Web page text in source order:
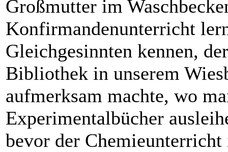
Großmutter im
Konfirmanden­unterricht
Gleichgesinnten kennen,
Bibliothek in unserem
aufmerksam machte, wo
Experimental­bücher
bevor der Chemieunterricht